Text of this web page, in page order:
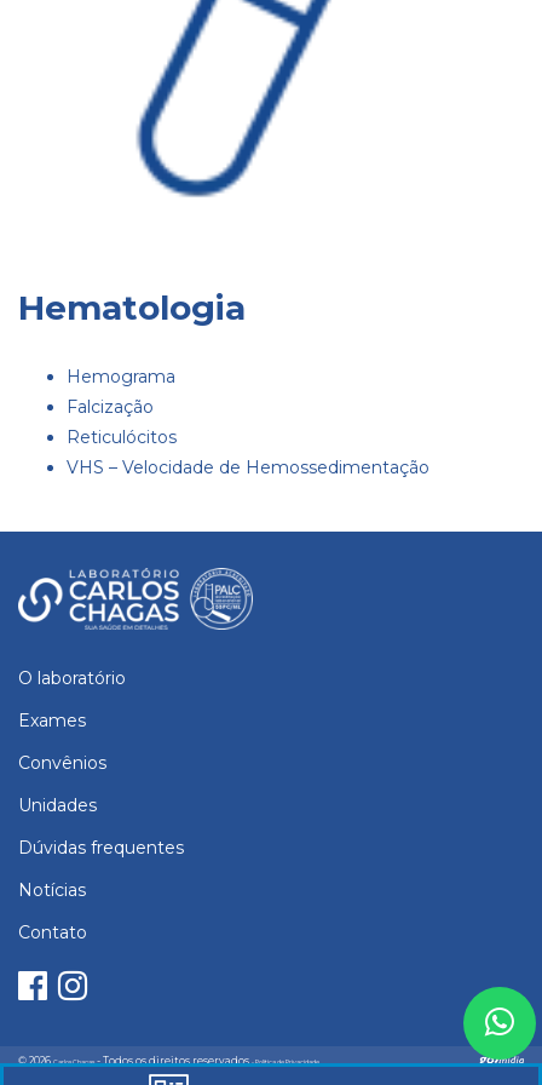
Hematologia
Hemograma
Falcização
Reticulócitos
VHS – Velocidade de Hemossedimentação
O laboratório
Exames
Convênios
Unidades
Dúvidas frequentes
Notícias
Contato
© 2026 Carlos Chagas - Todos os direitos reservados - Política de Privacidade